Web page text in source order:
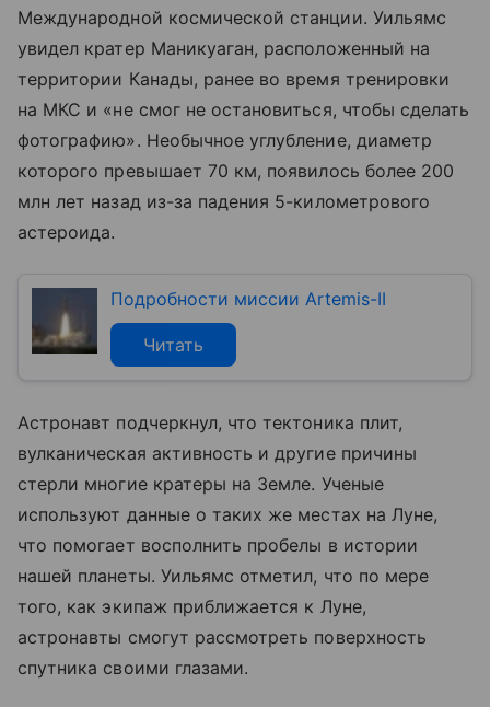
Международной космической станции. Уильямс
увидел кратер Маникуаган, расположенный на
территории Канады, ранее во время тренировки
на МКС и «не смог не остановиться, чтобы сделать
фотографию». Необычное углубление, диаметр
которого превышает 70 км, появилось более 200
млн лет назад из-за падения 5-километрового
астероида.
Подробности миссии Artemis-II
Читать
Астронавт подчеркнул, что тектоника плит,
вулканическая активность и другие причины
стерли многие кратеры на Земле. Ученые
используют данные о таких же местах на Луне,
что помогает восполнить пробелы в истории
нашей планеты. Уильямс отметил, что по мере
того, как экипаж приближается к Луне,
астронавты смогут рассмотреть поверхность
спутника своими глазами.